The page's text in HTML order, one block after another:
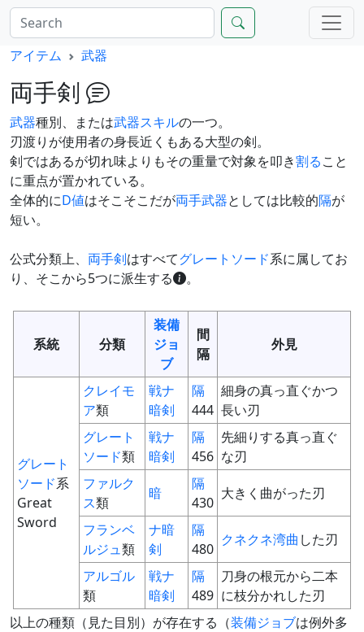
アイテム 武器
両手剣
武器種別、または武器スキルの一つ。
刃渡りが使用者の身長近くもある大型の剣。
剣ではあるが切れ味よりもその重量で対象を叩き割ること
に重点が置かれている。
全体的にD値はそこそこだが両手武器としては比較的隔が
短い。
公式分類上、 両手剣はすべてグレートソード系に属してお
り、そこから5つに派生する
。
系統 分類
装備
ジョ
ブ
間
隔
外見
グレート
ソード系
Great
Sword
クレイモ
ア類
戦ナ
暗剣
隔
444
細身の真っ直ぐかつ
長い刃
グレート
ソード類
戦ナ
暗剣
隔
456
先細りする真っ直ぐ
な刃
ファルク
ス類
暗
隔
430
大きく曲がった刃
フランベ
ルジュ類
ナ暗
剣
隔
480
クネクネ湾曲 した刃
アルゴル
類
戦ナ
暗剣
隔
489
刀身の根元から二本
に枝分かれした刃
以上の種類（見た目別）が存在する（装備ジョブは例外多